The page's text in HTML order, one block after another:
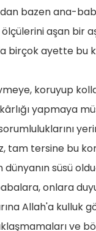
bazen ana-
aşan bir
birçok ayette bu
koruyup
yapmaya
tam tersine bu
dünyanın süsü
onlara
Allah'a kulluk
ve